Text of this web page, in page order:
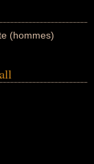
(hommes)